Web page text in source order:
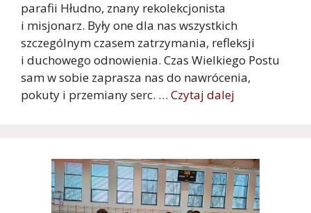
parafii Hłudno, znany rekolekcjonista
i misjonarz. Były one dla nas wszystkich
szczególnym czasem zatrzymania, refleksji
i duchowego odnowienia. Czas Wielkiego Postu
sam w sobie zaprasza nas do nawrócenia,
pokuty i przemiany serc. … Czytaj dalej